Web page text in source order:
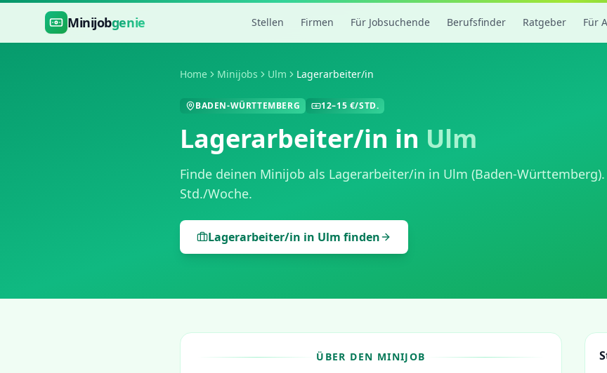
Zum Hauptinhalt springen
Minijobgenie Stellen Firmen Für Jobsuchende Berufsfinder Ratgeber Für
Home Minijobs Ulm Lagerarbeiter/in
BADEN-WÜRTTEMBERG 12–15 €/STD.
Lagerarbeiter/in in Ulm
Finde deinen Minijob als Lagerarbeiter/in in Ulm (Baden-Württemberg).
Std./Woche.
Lagerarbeiter/in in Ulm finden
ÜBER DEN MINIJOB